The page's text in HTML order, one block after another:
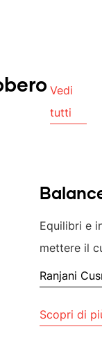
Vedi
tutti
Equilibri e
mettere il
Ranjani
Scopri di